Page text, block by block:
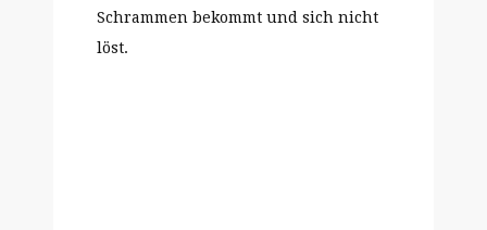
Schrammen bekommt und sich nicht
löst.